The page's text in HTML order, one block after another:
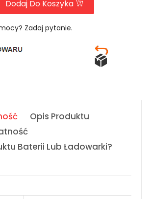
Dodaj Do Koszyka
Zadaj pytanie.
Opis Produktu
Baterii Lub Ładowarki?